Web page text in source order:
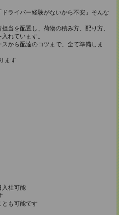
ライバー経験がないから不安」そんな
当を配置し、荷物の積み方、配り方、
れています。
から配達のコツまで、全て準備しま
ます
入社可能
も可能です